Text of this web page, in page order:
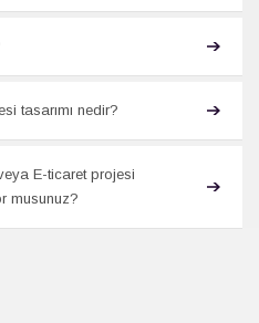
tasarımı nedir?
E-ticaret projesi
musunuz?